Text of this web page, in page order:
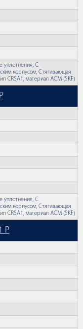
уплотнения, С
корпусом, Стягивающая
CRSA1, материал ACM (SKF)
уплотнения, С
корпусом, Стягивающая
CRSA1, материал ACM (SKF)
P